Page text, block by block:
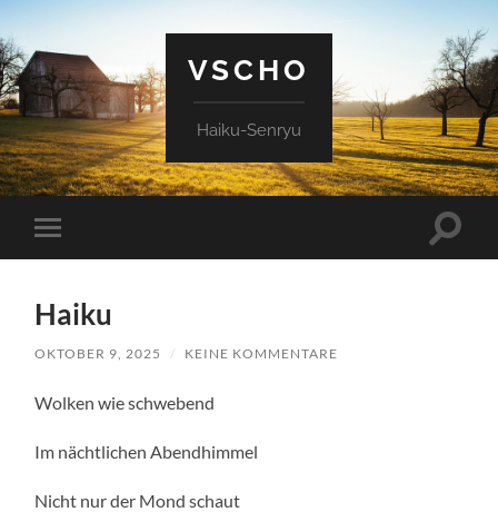
VSCHO
Haiku-Senryu
Mobile-
Menü
Haiku
OKTOBER 9, 2025 / KEINE KOMMENTARE
Wolken wie schwebend
Im nächtlichen Abendhimmel
Nicht nur der Mond schaut